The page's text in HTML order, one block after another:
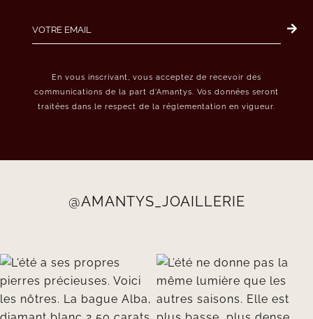
En vous inscrivant, vous acceptez de recevoir des
communications de la part d’Amantys. Vos données seront
traitées dans le respect de la réglementation en vigueur.
@AMANTYS_JOAILLERIE